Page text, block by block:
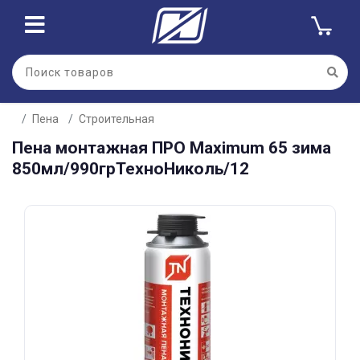
Пена Строительная
Пена монтажная ПРО Maximum 65 зима
850мл/990грТехноНиколь/12
Для клиентов всех банков
Разбейте
оплатуна части
без переплат
График платежей